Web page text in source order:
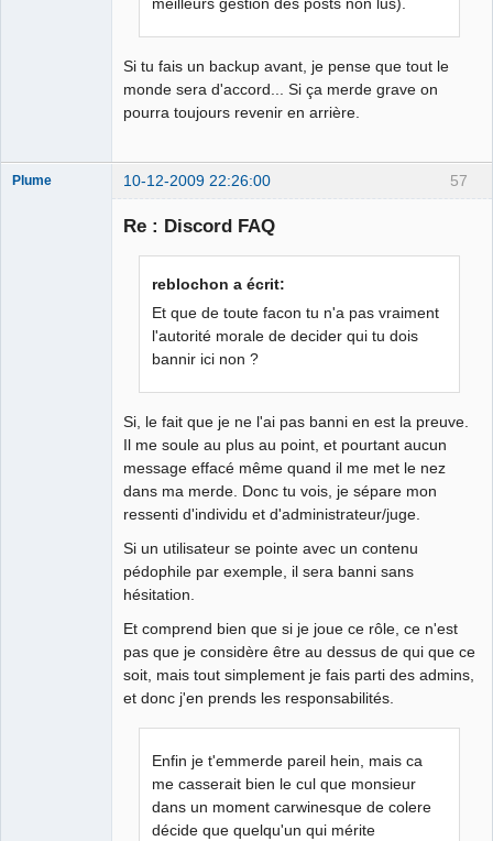
Si tu fais un backup avant, je pense que tout le
monde sera d'accord... Si ça merde grave on
pourra toujours revenir en arrière.
57
Plume 10-12-2009 22:26:00
Re : Discord FAQ
reblochon a écrit:
Et que de toute facon tu n'a pas vraiment
l'autorité morale de decider qui tu dois
bannir ici non ?
Si, le fait que je ne l'ai pas banni en est la preuve.
Il me soule au plus au point, et pourtant aucun
message effacé même quand il me met le nez
dans ma merde. Donc tu vois, je sépare mon
ressenti d'individu et d'administrateur/juge.
Si un utilisateur se pointe avec un contenu
pédophile par exemple, il sera banni sans
hésitation.
Et comprend bien que si je joue ce rôle, ce n'est
pas que je considère être au dessus de qui que ce
soit, mais tout simplement je fais parti des admins,
et donc j'en prends les responsabilités.
Enfin je t'emmerde pareil hein, mais ca
me casserait bien le cul que monsieur
dans un moment carwinesque de colere
décide que quelqu'un qui mérite